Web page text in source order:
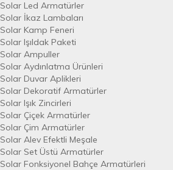
Solar Led Armatürler
Solar İkaz Lambaları
Solar Kamp Feneri
Solar Işıldak Paketi
Solar Ampuller
Solar Aydınlatma Ürünleri
Solar Duvar Aplikleri
Solar Dekoratif Armatürler
Solar Işık Zincirleri
Solar Çiçek Armatürler
Solar Çim Armatürler
Solar Alev Efektli Meşale
Solar Set Üstü Armatürler
Solar Fonksiyonel Bahçe Armatürleri